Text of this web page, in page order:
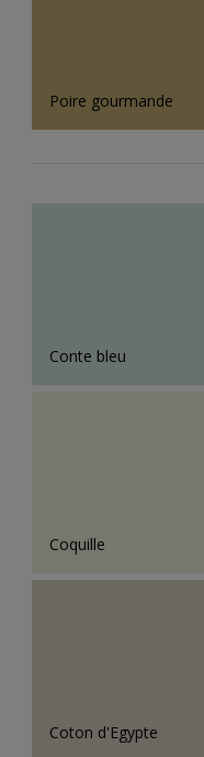
Poire gourmande
Conte bleu
Coquille
Coton d'Egypte